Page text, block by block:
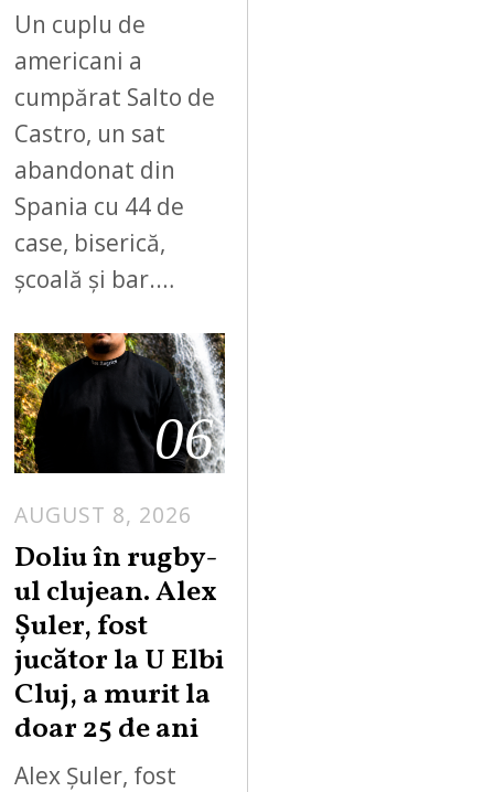
Un cuplu de
americani a
cumpărat Salto de
Castro, un sat
abandonat din
Spania cu 44 de
case, biserică,
școală și bar.…
06
AUGUST 8, 2026
Doliu în rugby-
ul clujean. Alex
Șuler, fost
jucător la U Elbi
Cluj, a murit la
doar 25 de ani
Alex Șuler, fost